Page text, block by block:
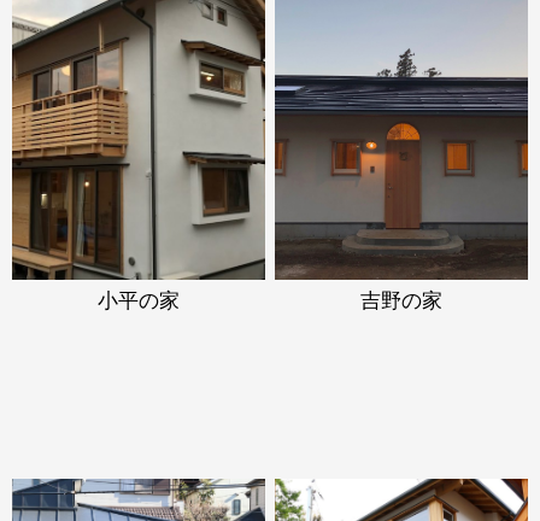
小平の家 吉野の家